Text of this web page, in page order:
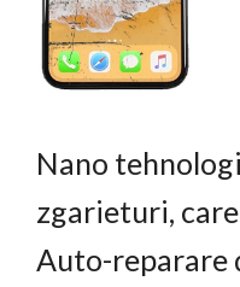
Nano
zgarieturi,
Auto-reparare